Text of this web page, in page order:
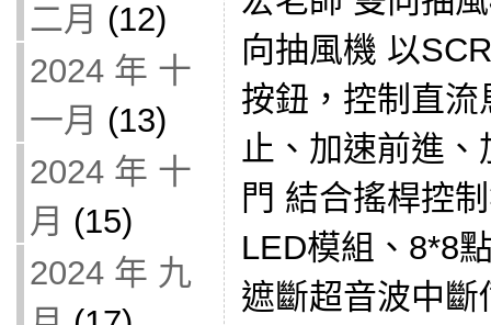
二月 (12)
2024 年 十
一月 (13)
2024 年 十
月 (15)
2024 年 九
向抽風機 以
按鈕，控制直
止、加速前進
門 結合搖桿控
LED模組、8*8
遮斷超音波中